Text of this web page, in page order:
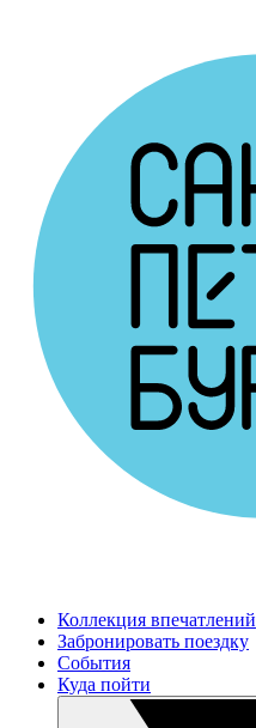
Коллекция впечатлений
Забронировать поездку
События
Куда пойти